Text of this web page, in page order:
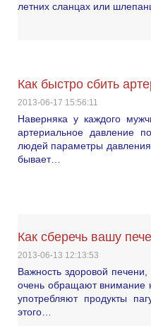
летних сланцах или
Как быстро сбить
2013-06-17 15:56:11
Наверняка у каждого
артериальное давление
людей параметры
бывает…
Как сберечь вашу
2013-06-13 12:13:53
Важность здоровой
очень обращают внимание
употребляют продукты
этого…